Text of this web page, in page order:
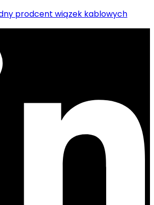
prodcent wiązek kablowych